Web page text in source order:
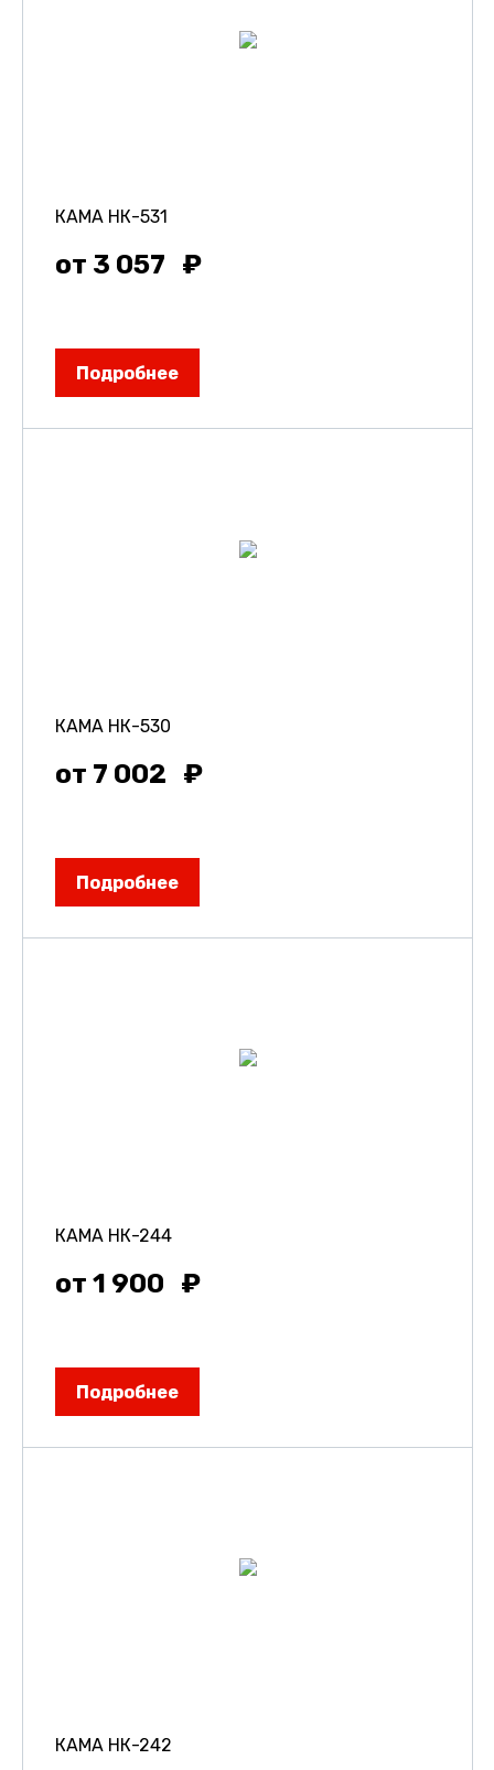
КАМА НК-531
от 3 057
Подробнее
КАМА НК-530
от 7 002
Подробнее
КАМА НК-244
от 1 900
Подробнее
КАМА НК-242